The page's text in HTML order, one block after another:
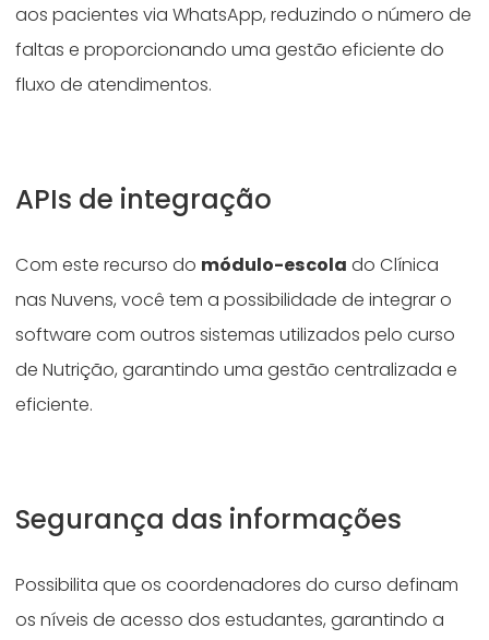
aos pacientes via WhatsApp, reduzindo o número de
faltas e proporcionando uma gestão eficiente do
fluxo de atendimentos.
APIs de integração
Com este recurso do módulo-escola do Clínica
nas Nuvens, você tem a possibilidade de integrar o
software com outros sistemas utilizados pelo curso
de Nutrição, garantindo uma gestão centralizada e
eficiente.
Segurança das informações
Possibilita que os coordenadores do curso definam
os níveis de acesso dos estudantes, garantindo a